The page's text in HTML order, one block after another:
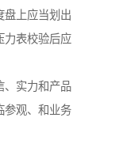
盘上应当划出
力表校验后应
、实力和产品
参观、和业务